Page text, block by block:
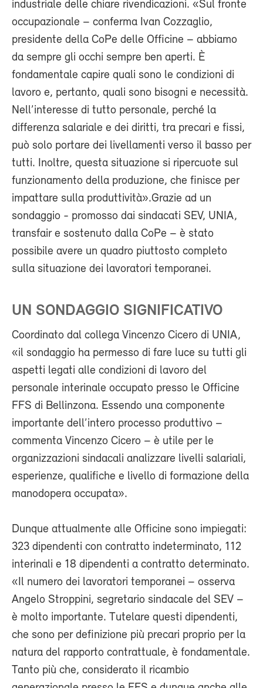
industriale delle chiare rivendicazioni. «Sul fronte
occupazionale – conferma Ivan Cozzaglio,
presidente della CoPe delle Officine – abbiamo
da sempre gli occhi sempre ben aperti. È
fondamentale capire quali sono le condizioni di
lavoro e, pertanto, quali sono bisogni e necessità.
Nell’interesse di tutto personale, perché la
differenza salariale e dei diritti, tra precari e fissi,
può solo portare dei livellamenti verso il basso per
tutti. Inoltre, questa situazione si ripercuote sul
funzionamento della produzione, che finisce per
impattare sulla produttività».Grazie ad un
sondaggio - promosso dai sindacati SEV, UNIA,
transfair e sostenuto dalla CoPe – è stato
possibile avere un quadro piuttosto completo
sulla situazione dei lavoratori temporanei.
UN SONDAGGIO SIGNIFICATIVO
Coordinato dal collega Vincenzo Cicero di UNIA,
«il sondaggio ha permesso di fare luce su tutti gli
aspetti legati alle condizioni di lavoro del
personale interinale occupato presso le Officine
FFS di Bellinzona. Essendo una componente
importante dell’intero processo produttivo –
commenta Vincenzo Cicero – è utile per le
organizzazioni sindacali analizzare livelli salariali,
esperienze, qualifiche e livello di formazione della
manodopera occupata».
Dunque attualmente alle Officine sono impiegati:
323 dipendenti con contratto indeterminato, 112
interinali e 18 dipendenti a contratto determinato.
«Il numero dei lavoratori temporanei – osserva
Angelo Stroppini, segretario sindacale del SEV –
è molto importante. Tutelare questi dipendenti,
che sono per definizione più precari proprio per la
natura del rapporto contrattuale, è fondamentale.
Tanto più che, considerato il ricambio